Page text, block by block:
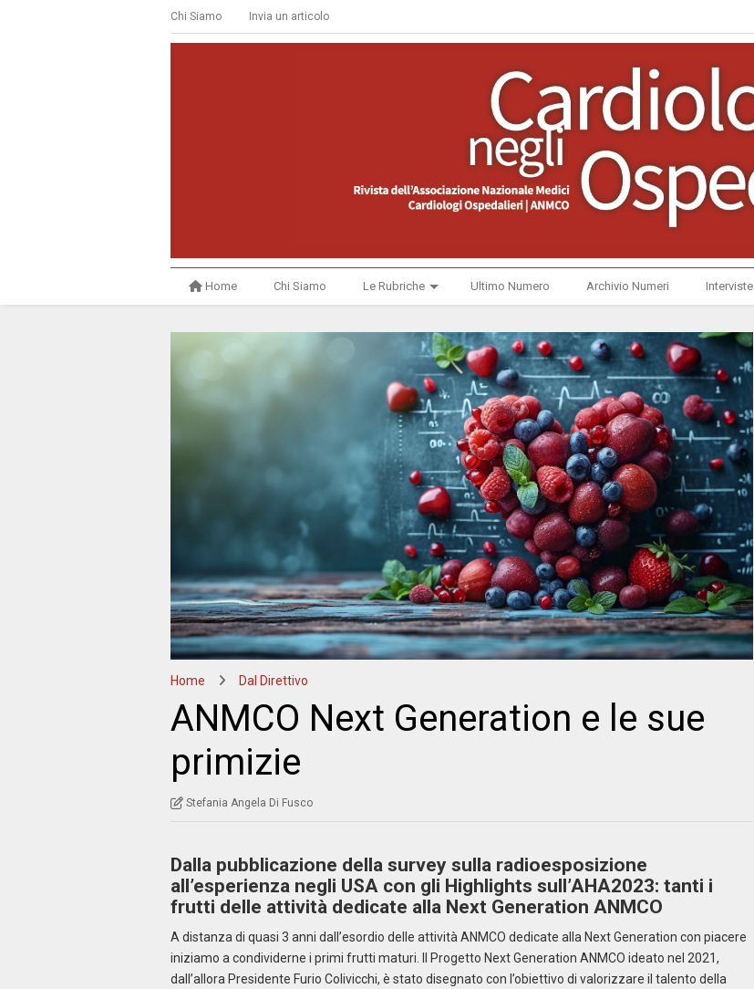
Chi Siamo Invia un articolo
Home Chi Siamo Le Rubriche Ultimo Numero Archivio Numeri Interviste
Home Dal Direttivo
ANMCO Next Generation e le sue
primizie
Stefania Angela Di Fusco
Dalla pubblicazione della survey sulla radioesposizione
all’esperienza negli USA con gli Highlights sull’AHA2023: tanti i
frutti delle attività dedicate alla Next Generation ANMCO
A distanza di quasi 3 anni dall’esordio delle attività ANMCO dedicate alla Next Generation con piacere
iniziamo a condividerne i primi frutti maturi. Il Progetto Next Generation ANMCO ideato nel 2021,
dall’allora Presidente Furio Colivicchi, è stato disegnato con l’obiettivo di valorizzare il talento della